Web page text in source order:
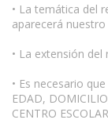
• La temática del
aparecerá
• La extensión
• Es necesario
EDAD,
CENTRO